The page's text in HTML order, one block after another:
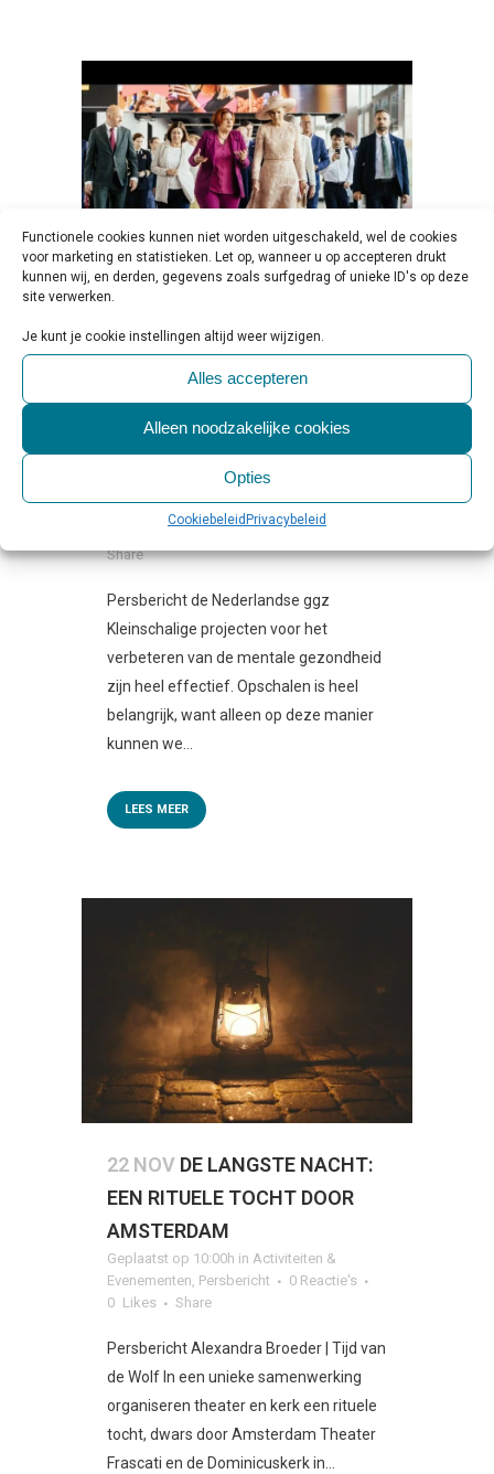
Functionele cookies kunnen niet worden uitgeschakeld, wel de cookies
voor marketing en statistieken. Let op, wanneer u op accepteren drukt
kunnen wij, en derden, gegevens zoals surfgedrag of unieke ID's op deze
site verwerken.
Je kunt je cookie instellingen altijd weer wijzigen.
Alles accepteren
Alleen noodzakelijke cookies
Opties
CookiebeleidPrivacybeleid
15 JULKONINGIN MÁXIMA EN
RUTH PEETOOM (DE
NEDERLANDSE GGZ) NOEMEN
SOCIAL MEDIA GEBRUIK
ONDER JONGEREN ZORGELIJK
Geplaatst op 10:00h inBeleid & Toezicht
Beschouwing & Verdieping
Jeugd GGZ
Persbericht
0 Reactie's 0 Likes
Share
Persbericht de Nederlandse ggz
Kleinschalige projecten voor het
verbeteren van de mentale gezondheid
zijn heel effectief. Opschalen is heel
belangrijk, want alleen op deze manier
kunnen we...
LEES MEER
22 NOV DE LANGSTE NACHT:
EEN RITUELE TOCHT DOOR
AMSTERDAM
Geplaatst op 10:00h in Activiteiten &
Evenementen, Persbericht
0 Reactie's
0 Likes Share
Persbericht Alexandra Broeder | Tijd van
de Wolf In een unieke samenwerking
organiseren theater en kerk een rituele
tocht, dwars door Amsterdam Theater
Frascati en de Dominicuskerk in...